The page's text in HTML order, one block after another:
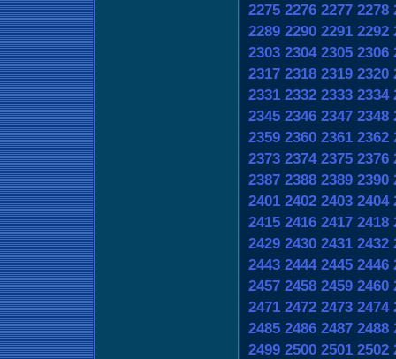
2275 2276 2277 2278
2289 2290 2291 2292
2303 2304 2305 2306
2317 2318 2319 2320
2331 2332 2333 2334
2345 2346 2347 2348
2359 2360 2361 2362
2373 2374 2375 2376
2387 2388 2389 2390
2401 2402 2403 2404
2415 2416 2417 2418
2429 2430 2431 2432
2443 2444 2445 2446
2457 2458 2459 2460
2471 2472 2473 2474
2485 2486 2487 2488
2499 2500 2501 2502